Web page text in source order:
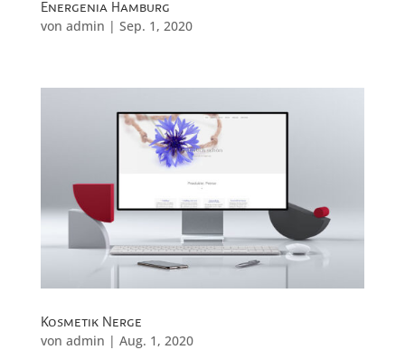
Energenia Hamburg
von admin | Sep. 1, 2020
Kosmetik Nerge
von admin | Aug. 1, 2020